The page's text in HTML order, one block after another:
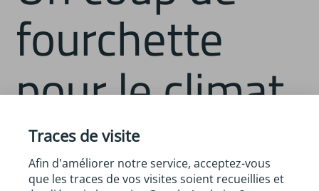
fourchette
pour le climat
Disponibilité :À télécharger en ligne
Traces de visite
Afin d'améliorer notre service, acceptez-vous
que les traces de vos visites soient recueillies et